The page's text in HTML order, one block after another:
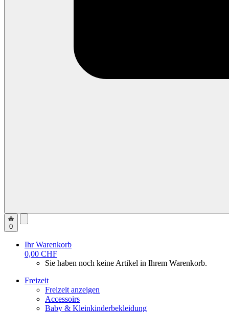
0
Ihr Warenkorb
0,00 CHF
Sie haben noch keine Artikel in Ihrem Warenkorb.
Freizeit
Freizeit anzeigen
Accessoirs
Baby & Kleinkinderbekleidung